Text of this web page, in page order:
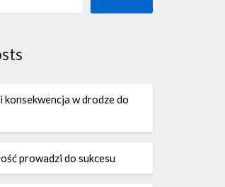
w drodze do
prowadzi do sukcesu